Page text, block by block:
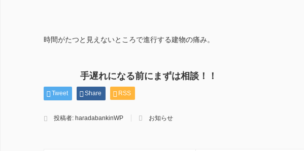
時間がたつと見えないところで進行する建物の痛み。
手遅れになる前にまずは相談！！
Tweet Share RSS
投稿者: haradabankinWP お知らせ